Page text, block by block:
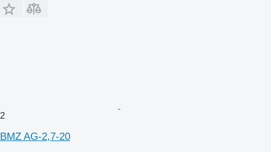
2
BMZ AG-2,7-20